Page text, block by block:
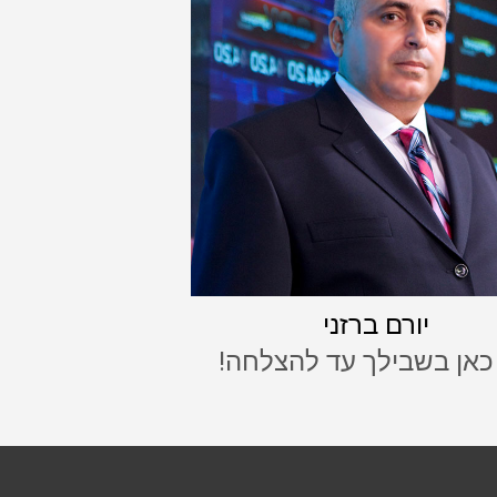
יורם ברזני
כאן בשבילך עד להצלחה!